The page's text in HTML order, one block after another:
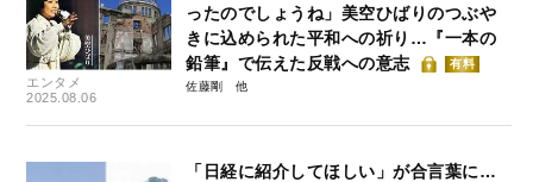
エンタメ
2025.08.06
ったのでしょうね」美空ひばりのつぶや
きに込められた平和への祈り…『一本の
鉛筆』で伝えた反戦への意志
有料
佐藤剛
「日経に紹介してほしい」が合言葉に…